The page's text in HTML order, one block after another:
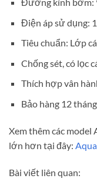
Điện áp sử dụng:
Tiêu chuẩn: Lớp
Chống sét, có lọc
Thích hợp vân
Bảo hàng 12
Xem thêm các
lớn hơn tại đây:
Bài viết liên quan: